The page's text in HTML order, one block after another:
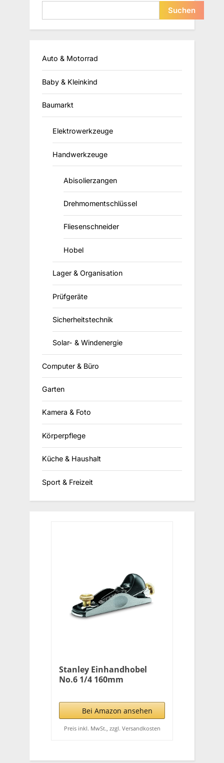
Suchen
Auto & Motorrad
Baby & Kleinkind
Baumarkt
Elektrowerkzeuge
Handwerkzeuge
Abisolierzangen
Drehmomentschlüssel
Fliesenschneider
Hobel
Lager & Organisation
Prüfgeräte
Sicherheitstechnik
Solar- & Windenergie
Computer & Büro
Garten
Kamera & Foto
Körperpflege
Küche & Haushalt
Sport & Freizeit
Stanley Einhandhobel
No.6 1/4 160mm
Sohle und Seiten
geschliffen, verstellbare
Maulöffnung) 1-12-020
Bei Amazon ansehen
Preis inkl. MwSt., zzgl. Versandkosten